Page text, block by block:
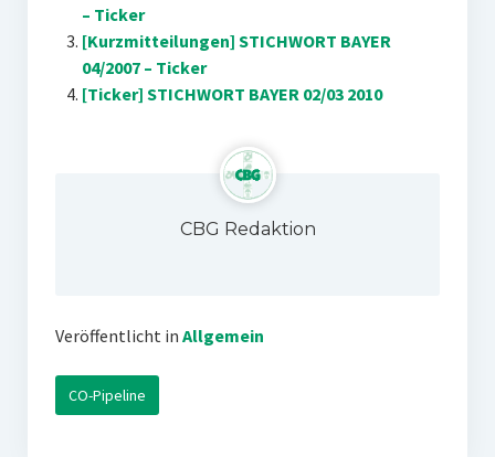
– Ticker
[Kurzmitteilungen] STICHWORT BAYER
04/2007 – Ticker
[Ticker] STICHWORT BAYER 02/03 2010
CBG Redaktion
Veröffentlicht in Allgemein
CO-Pipeline